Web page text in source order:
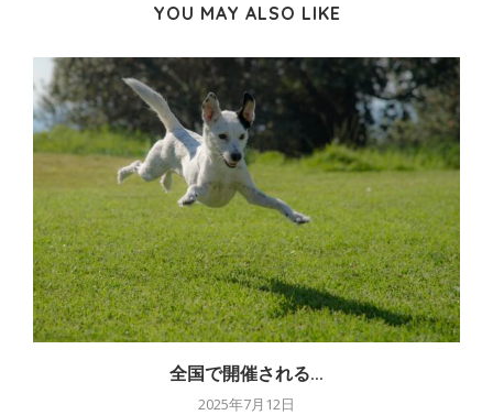
YOU MAY ALSO LIKE
全国で開催される...
2025年7月12日